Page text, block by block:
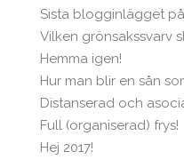
Sista blogginlägget
Vilken grönsakssvarv
Hemma igen!
Hur man blir en sån
Distanserad och
Full (organiserad) frys!
Hej 2017!